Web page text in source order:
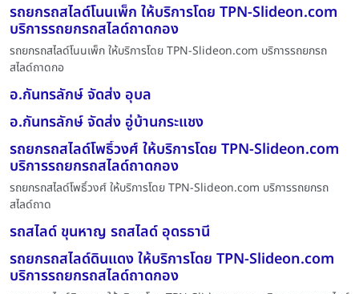
รถยกรถสไลด์โนนเพ็ก ให้บริการโดย TPN-Slideon.com
บริการรถยกรถสไลด์ถาดกอง
รถยกรถสไลด์โนนเพ็ก ให้บริการโดย TPN-Slideon.com บริการรถยกรถ
สไลด์ถาดกอ
อ.กันทรลักษ์ จัดส่ง อุบล
อ.กันทรลักษ์ จัดส่ง อู่บ้านกระแชง
รถยกรถสไลด์โพธิ์วงศ์ ให้บริการโดย TPN-Slideon.com
บริการรถยกรถสไลด์ถาดกอง
รถยกรถสไลด์โพธิ์วงศ์ ให้บริการโดย TPN-Slideon.com บริการรถยกรถ
สไลด์ถาด
รถสไลด์ ขุนหาญ รถสไลด์ อุดรธานี
รถยกรถสไลด์ดินแดง ให้บริการโดย TPN-Slideon.com
บริการรถยกรถสไลด์ถาดกอง